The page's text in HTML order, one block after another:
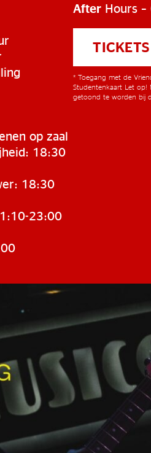
op zaal
18:30
18:30
23:00
After Hours –
TICKETS
* Toegang met de
Studentenkaart Let op!
getoond te worden bij